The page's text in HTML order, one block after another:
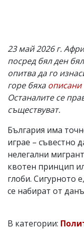
23 май 2026 г.
посред бял ден
опитва да го
горе бяхаописани
Останалите се
съществуват.
България има
играе – съвестно
нелегални
квотен принцип
глоби. Сигурното
се набират от
В категории: